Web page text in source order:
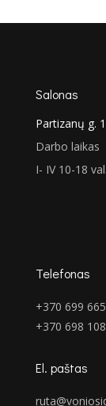
Salonas
Partizanų g.
Darbo laikas
I- IV 10-18
Telefonas
+370 699
+370 698
El. paštas